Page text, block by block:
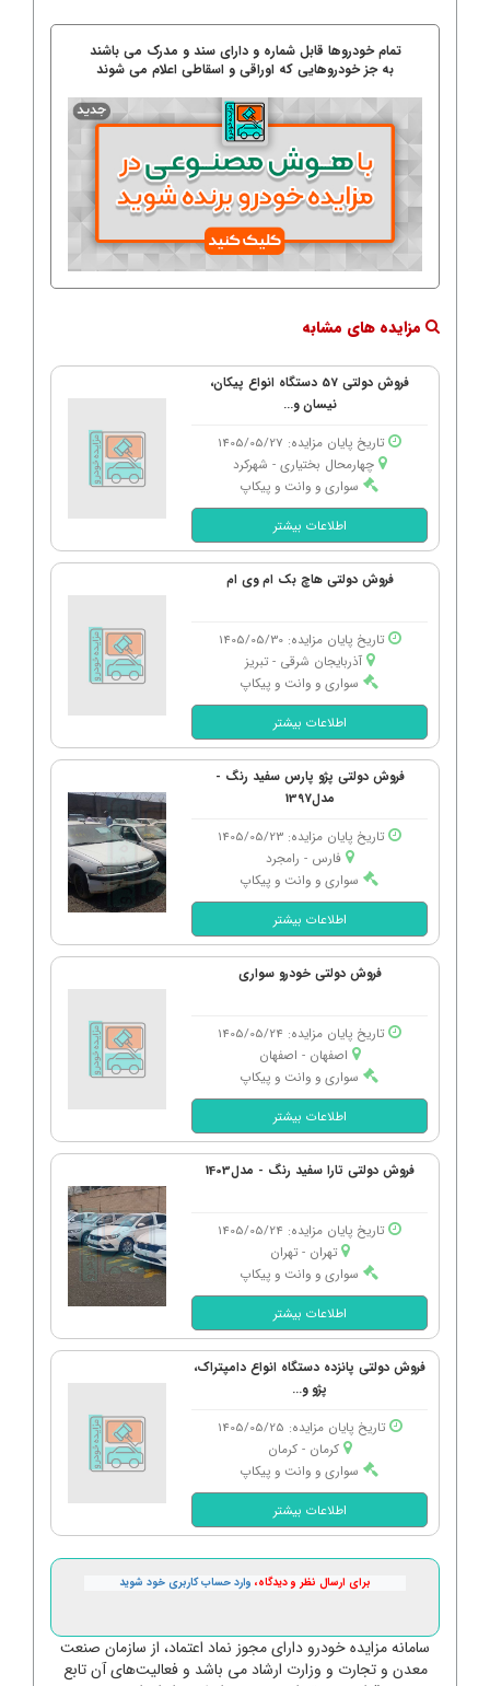
تمام خودروها قابل شماره و دارای سند و مدرک می باشند
به جز خودروهایی که اوراقی و اسقاطی اعلام می شوند
مزایده های مشابه
فروش دولتی 57 دستگاه انواع پیکان،
نیسان و...
تاریخ پایان مزایده: 1405/05/27
چهارمحال بختیاری - شهركرد
سواری و وانت و پیکاپ
اطلاعات بیشتر
فروش دولتی هاچ بک ام وی ام
تاریخ پایان مزایده: 1405/05/30
آذربایجان شرقی - تبریز
سواری و وانت و پیکاپ
اطلاعات بیشتر
فروش دولتی پژو پارس سفید رنگ -
مدل1397
تاریخ پایان مزایده: 1405/05/23
فارس - رامجرد
سواری و وانت و پیکاپ
اطلاعات بیشتر
فروش دولتی خودرو سواری
تاریخ پایان مزایده: 1405/05/24
اصفهان - اصفهان
سواری و وانت و پیکاپ
اطلاعات بیشتر
فروش دولتی تارا سفید رنگ - مدل1403
تاریخ پایان مزایده: 1405/05/24
تهران - تهران
سواری و وانت و پیکاپ
اطلاعات بیشتر
فروش دولتی پانزده دستگاه انواع دامپتراک،
پژو و...
تاریخ پایان مزایده: 1405/05/25
کرمان - كرمان
سواری و وانت و پیکاپ
اطلاعات بیشتر
برای ارسال نظر و دیدگاه، وارد حساب کاربری خود شوید
سامانه مزایده خودرو دارای مجوز نماد اعتماد، از سازمان صنعت
معدن و تجارت و وزارت ارشاد می باشد و فعالیت‌های آن تابع